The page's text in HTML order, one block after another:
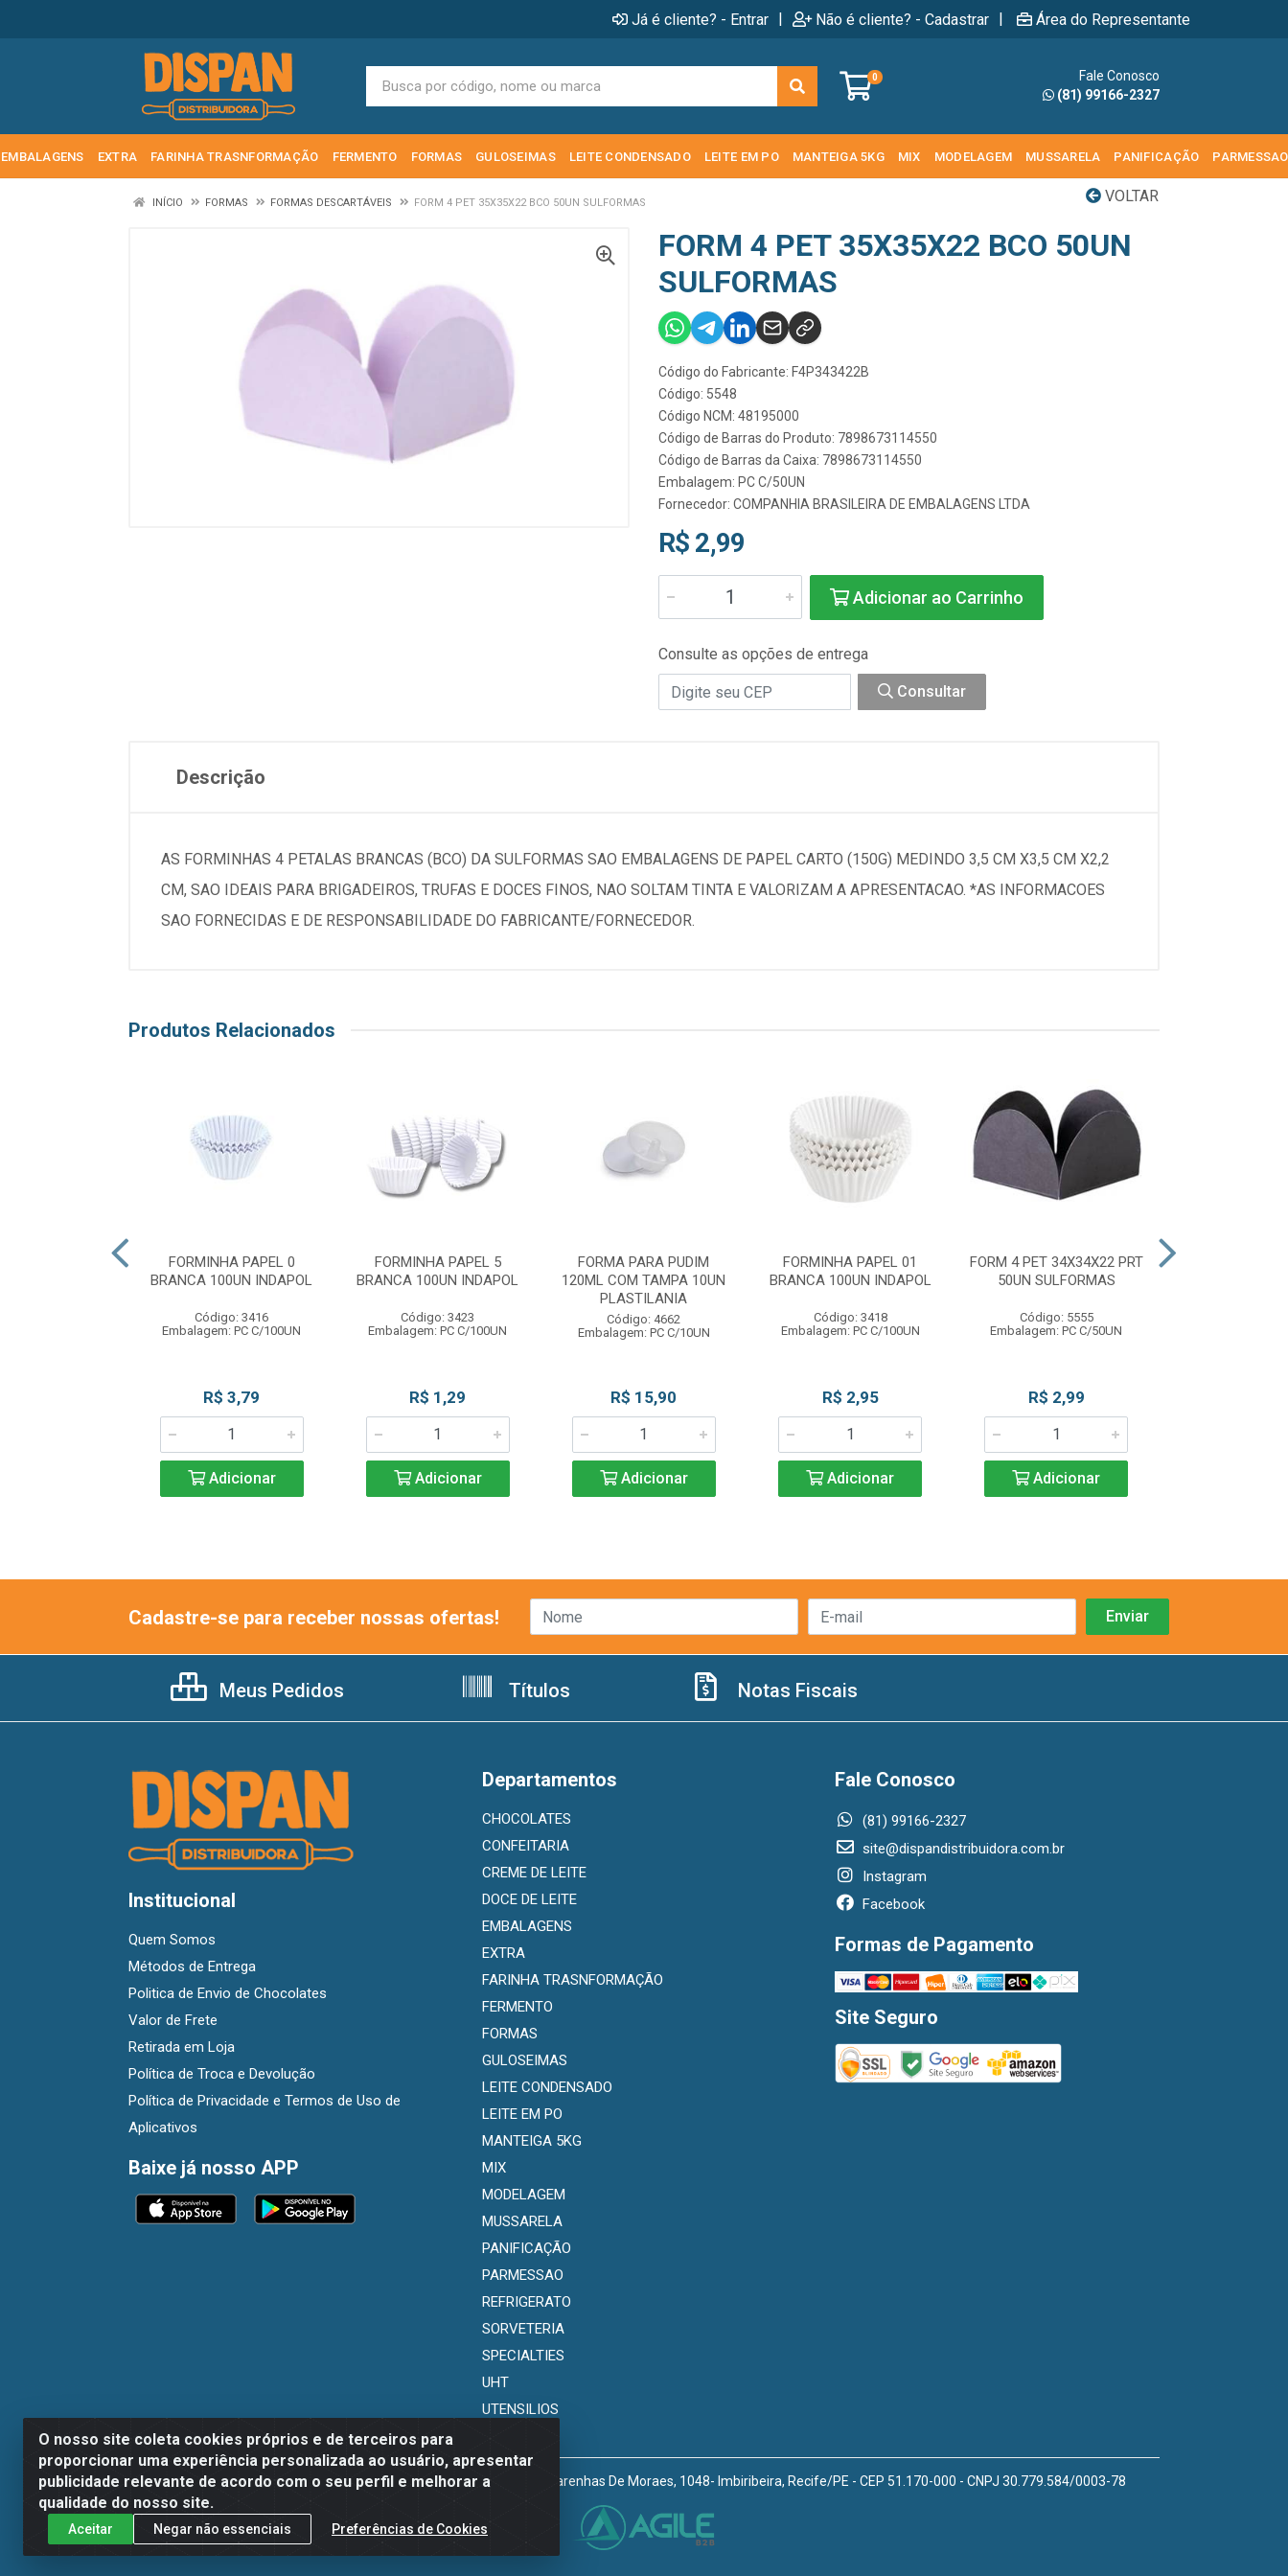
Já é cliente? - Entrar | Não é cliente? - Cadastrar | Área do Representante
0
Fale Conosco
(81) 99166-2327
EMBALAGENS EXTRA FARINHA TRASNFORMAÇÃO FERMENTO FORMAS GULOSEIMAS LEITE CONDENSADO LEITE EM PO MANTEIGA 5KG MIX MODELAGEM MUSSARELA PANIFICAÇÃO PARMESSAO
VOLTAR
INÍCIO FORMAS FORMAS DESCARTÁVEIS FORM 4 PET 35X35X22 BCO 50UN SULFORMAS
FORM 4 PET 35X35X22 BCO 50UN
SULFORMAS
Código do Fabricante: F4P343422B
Código: 5548
Código NCM: 48195000
Código de Barras do Produto: 7898673114550
Código de Barras da Caixa: 7898673114550
Embalagem: PC C/50UN
Fornecedor: COMPANHIA BRASILEIRA DE EMBALAGENS LTDA
R$ 2,99
Adicionar ao Carrinho
Consulte as opções de entrega
Consultar
Descrição
AS FORMINHAS 4 PETALAS BRANCAS (BCO) DA SULFORMAS SAO EMBALAGENS DE PAPEL CARTO (150G) MEDINDO 3,5 CM X3,5 CM X2,2
CM, SAO IDEAIS PARA BRIGADEIROS, TRUFAS E DOCES FINOS, NAO SOLTAM TINTA E VALORIZAM A APRESENTACAO. *AS INFORMACOES
SAO FORNECIDAS E DE RESPONSABILIDADE DO FABRICANTE/FORNECEDOR.
Produtos Relacionados
FORMINHA PAPEL 0
BRANCA 100UN INDAPOL
Código: 3416
Embalagem: PC C/100UN
R$ 3,79
Adicionar
FORMINHA PAPEL 5
BRANCA 100UN INDAPOL
Código: 3423
Embalagem: PC C/100UN
R$ 1,29
Adicionar
FORMA PARA PUDIM
120ML COM TAMPA 10UN
PLASTILANIA
Código: 4662
Embalagem: PC C/10UN
R$ 15,90
Adicionar
FORMINHA PAPEL 01
BRANCA 100UN INDAPOL
Código: 3418
Embalagem: PC C/100UN
R$ 2,95
Adicionar
FORM 4 PET 34X34X22 PRT
50UN SULFORMAS
Código: 5555
Embalagem: PC C/50UN
R$ 2,99
Adicionar
O nosso site coleta cookies próprios e de terceiros para
proporcionar uma experiência personalizada ao usuário, apresentar
publicidade relevante de acordo com o seu perfil e melhorar a
qualidade do nosso site.
Aceitar Negar não essenciais Preferências de Cookies
Cadastre-se para receber nossas ofertas!
Meus Pedidos Títulos Notas Fiscais
Institucional
Quem Somos
Métodos de Entrega
Politica de Envio de Chocolates
Valor de Frete
Retirada em Loja
Política de Troca e Devolução
Política de Privacidade e Termos de Uso de
Aplicativos
Baixe já nosso APP
Departamentos
CHOCOLATES
CONFEITARIA
CREME DE LEITE
DOCE DE LEITE
EMBALAGENS
EXTRA
FARINHA TRASNFORMAÇÃO
FERMENTO
FORMAS
GULOSEIMAS
LEITE CONDENSADO
LEITE EM PO
MANTEIGA 5KG
MIX
MODELAGEM
MUSSARELA
PANIFICAÇÃO
PARMESSAO
REFRIGERATO
SORVETERIA
SPECIALTIES
UHT
UTENSILIOS
Fale Conosco
(81) 99166-2327
site@dispandistribuidora.com.br
Instagram
Facebook
Formas de Pagamento
Site Seguro
Dispan Distribuidora de Alimentos LTDA - Avenida Marechal Mascarenhas De Moraes, 1048- Imbiribeira, Recife/PE - CEP 51.170-000 - CNPJ 30.779.584/0003-78